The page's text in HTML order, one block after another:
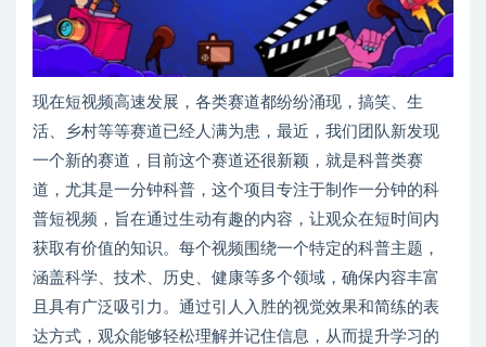
现在短视频高速发展，各类赛道都纷纷涌现，搞笑、生
活、乡村等等赛道已经人满为患，最近，我们团队新发现
一个新的赛道，目前这个赛道还很新颖，就是科普类赛
道，尤其是一分钟科普，这个项目专注于制作一分钟的科
普短视频，旨在通过生动有趣的内容，让观众在短时间内
获取有价值的知识。每个视频围绕一个特定的科普主题，
涵盖科学、技术、历史、健康等多个领域，确保内容丰富
且具有广泛吸引力。通过引人入胜的视觉效果和简练的表
达方式，观众能够轻松理解并记住信息，从而提升学习的